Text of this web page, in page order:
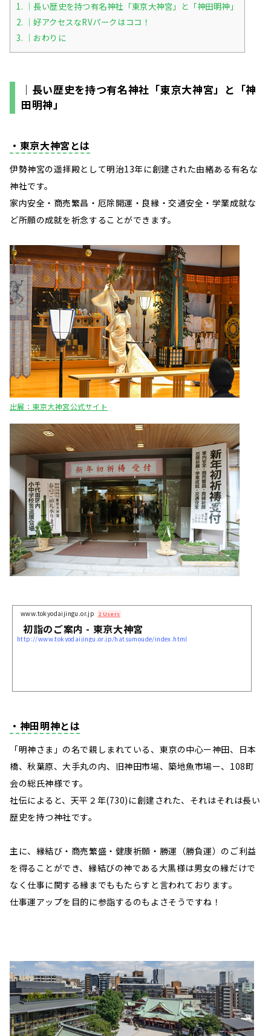
1. ｜長い歴史を持つ有名神社「東京大神宮」と「神田明神」
2. ｜好アクセスなRVパークはココ！
3. ｜おわりに
｜長い歴史を持つ有名神社「東京大神宮」と「神
田明神」
・東京大神宮とは
伊勢神宮の遥拝殿として明治13年に創建された由緒ある有名な
神社です。
家内安全・商売繁昌・厄除開運・良縁・交通安全・学業成就な
ど所願の成就を祈念することができます。
出展：東京大神宮公式サイト
www.tokyodaijingu.or.jp 2 Users
初詣のご案内 - 東京大神宮
http://www.tokyodaijingu.or.jp/hatsumoude/index.html
・神田明神とは
「明神さま」の名で親しまれている、東京の中心ー神田、日本
橋、秋葉原、大手丸の内、旧神田市場、築地魚市場ー、108町
会の総氏神様です。
社伝によると、天平２年(730)に創建された、それはそれは長い
歴史を持つ神社です。
主に、縁結び・商売繁盛・健康祈願・勝運（勝負運）のご利益
を得ることができ、縁結びの神である大黒様は男女の縁だけで
なく仕事に関する縁までももたらすと言われております。
仕事運アップを目的に参詣するのもよさそうですね！